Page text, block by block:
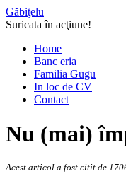
Găbiţelu
Suricata în acţiune!
Home
Banc eria
Familia Gugu
In loc de CV
Contact
Nu (mai)
Acest articol a fost citit de